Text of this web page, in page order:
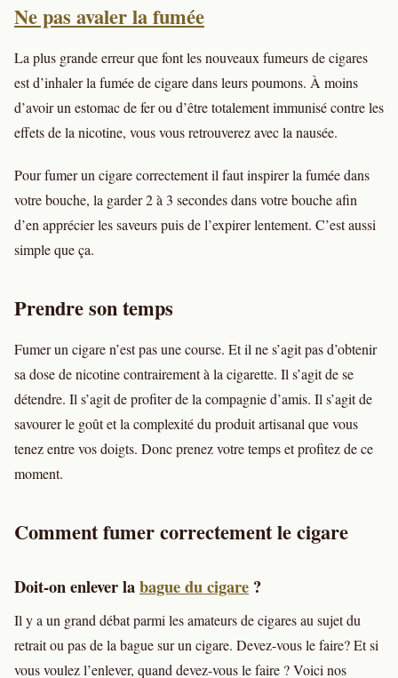
Ne pas avaler la fumée
La plus grande erreur que font les nouveaux fumeurs de cigares
est d’inhaler la fumée de cigare dans leurs poumons. À moins
d’avoir un estomac de fer ou d’être totalement immunisé contre les
effets de la nicotine, vous vous retrouverez avec la nausée.
Pour fumer un cigare correctement il faut inspirer la fumée dans
votre bouche, la garder 2 à 3 secondes dans votre bouche afin
d’en apprécier les saveurs puis de l’expirer lentement. C’est aussi
simple que ça.
Prendre son temps
Fumer un cigare n’est pas une course. Et il ne s’agit pas d’obtenir
sa dose de nicotine contrairement à la cigarette. Il s’agit de se
détendre. Il s’agit de profiter de la compagnie d’amis. Il s’agit de
savourer le goût et la complexité du produit artisanal que vous
tenez entre vos doigts. Donc prenez votre temps et profitez de ce
moment.
Comment fumer correctement le cigare
Doit-on enlever labague du cigare ?
Il y a un grand débat parmi les amateurs de cigares au sujet du
retrait ou pas de la bague sur un cigare. Devez-vous le faire? Et si
vous voulez l’enlever, quand devez-vous le faire ? Voici nos